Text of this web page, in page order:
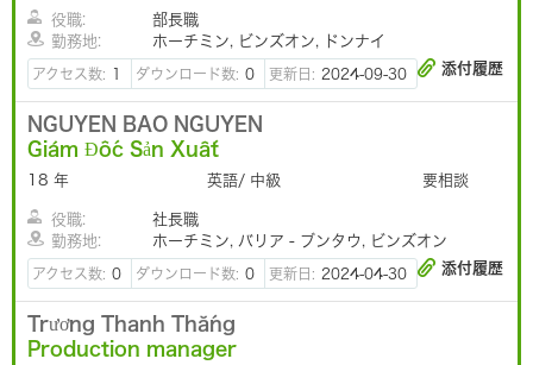
役職:
部長職
勤務地:
ホーチミン, ビンズオン, ドンナイ
アクセス数: 1 ダウンロード数: 0 更新日: 2024-09-30 添付履歴
NGUYEN BAO NGUYEN
Giám Đốc Sản Xuất
18 年 英語/ 中級 要相談
役職:
社長職
勤務地:
ホーチミン, バリア - ブンタウ, ビンズオン
アクセス数: 0 ダウンロード数: 0 更新日: 2024-04-30 添付履歴
Trương Thanh Thắng
Production manager